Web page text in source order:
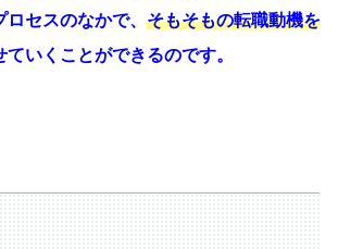
セスのなかで、 そもそもの転職動機を
ていくことができるのです。